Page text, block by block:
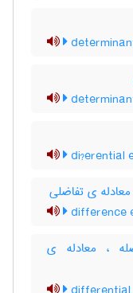
di?erential
معادله ی تفاضلی
difference
، معادله ی